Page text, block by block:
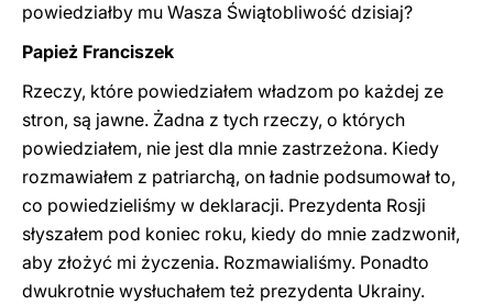
powiedziałby mu Wasza Świątobliwość dzisiaj?
Papież Franciszek
Rzeczy, które powiedziałem władzom po każdej ze
stron, są jawne. Żadna z tych rzeczy, o których
powiedziałem, nie jest dla mnie zastrzeżona. Kiedy
rozmawiałem z patriarchą, on ładnie podsumował to,
co powiedzieliśmy w deklaracji. Prezydenta Rosji
słyszałem pod koniec roku, kiedy do mnie zadzwonił,
aby złożyć mi życzenia. Rozmawialiśmy. Ponadto
dwukrotnie wysłuchałem też prezydenta Ukrainy.